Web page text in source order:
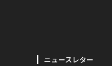
ニュースレター